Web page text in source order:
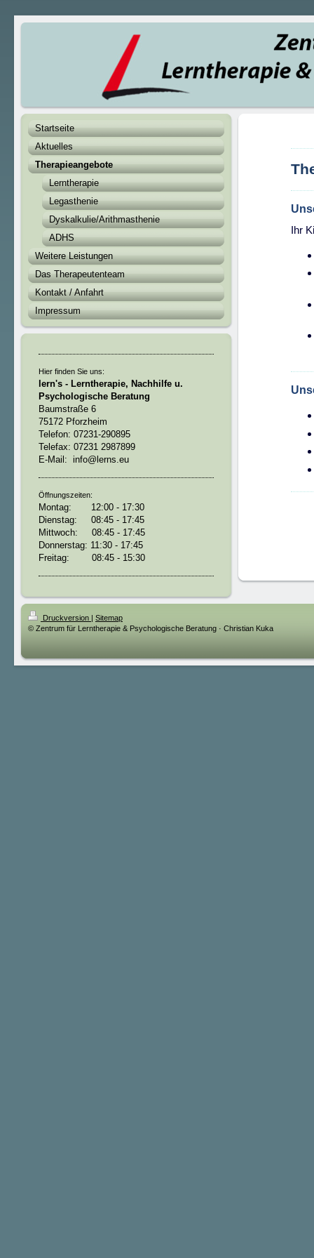
Startseite
Aktuelles
Therapieangebote
Lerntherapie
Legasthenie
Dyskalkulie/Arithmasthenie
ADHS
Weitere Leistungen
Das Therapeutenteam
Kontakt / Anfahrt
Impressum
Hier finden Sie uns:
lern's - Lerntherapie, Nachhilfe u.
Psychologische Beratung
Baumstraße 6
75172 Pforzheim
Telefon: 07231-290895
Telefax: 07231 2987899
E-Mail: info@lerns.eu
Öffnungszeiten:
Montag: 12:00 - 17:30
Dienstag: 08:45 - 17:45
Mittwoch: 08:45 - 17:45
Donnerstag: 11:30 - 17:45
Freitag: 08:45 - 15:30
Ihr
Druckversion | Sitemap
© Zentrum für Lerntherapie & Psychologische Beratung · Christian Kuka